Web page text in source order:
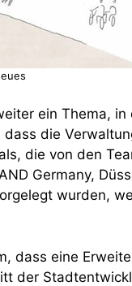
ein Thema, in
die
die von den
Germany,
wurden,
dass eine
der